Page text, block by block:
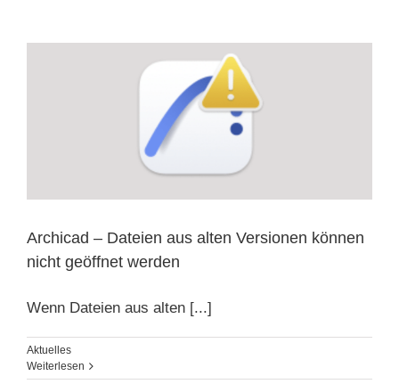
Archicad – Dateien aus alten Versionen können
nicht geöffnet werden
Wenn Dateien aus alten [...]
Aktuelles
Weiterlesen